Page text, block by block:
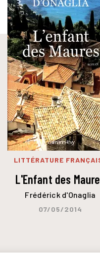
LITTÉRATURE
L'Enfant des
Frédérick d'Onaglia
07/05/2014